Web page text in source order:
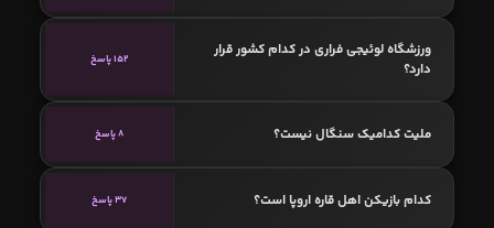
ورزشگاه لوئیجی فراری در کدام کشور قرار
دارد؟
152 پاسخ
ملیت کدامیک سنگال نیست؟ 8 پاسخ
کدام بازیکن اهل قاره اروپا است؟ 37 پاسخ